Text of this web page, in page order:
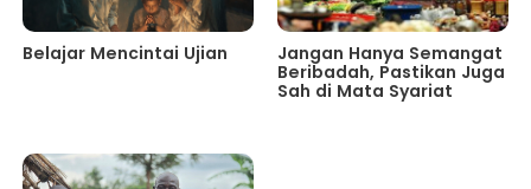
Belajar Mencintai Ujian
Jangan Hanya Semangat
Beribadah, Pastikan Juga
Sah di Mata Syariat